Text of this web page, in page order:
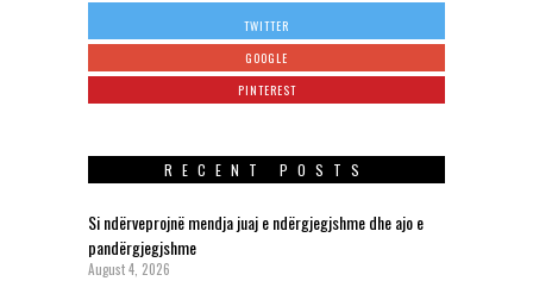
TWITTER
GOOGLE
PINTEREST
RECENT POSTS
Si ndërveprojnë mendja juaj e ndërgjegjshme dhe ajo e
pandërgjegjshme
August 4, 2026